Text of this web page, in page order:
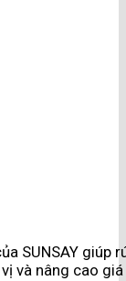
SUNSAY
và nâng cao